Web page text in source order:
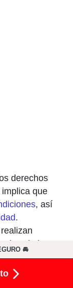
🚘
derechos
que
, así
.
de las
nombre de